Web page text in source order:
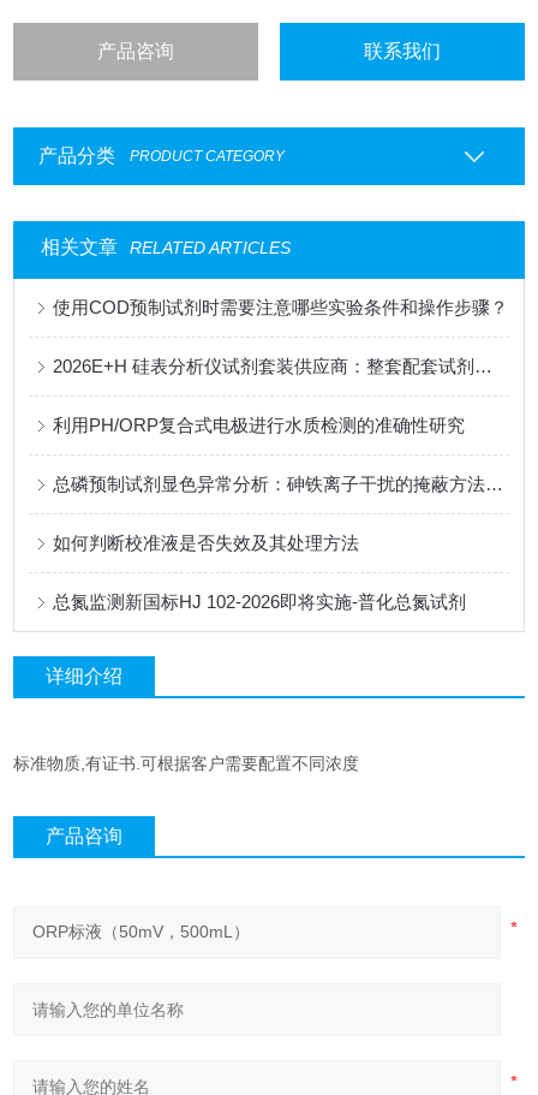
产品咨询 联系我们
产品分类 PRODUCT CATEGORY
相关文章 RELATED ARTICLES
使用COD预制试剂时需要注意哪些实验条件和操作步骤？
2026E+H 硅表分析仪试剂套装供应商：整套配套试剂，适配电厂在线监测场景
利用PH/ORP复合式电极进行水质检测的准确性研究
总磷预制试剂显色异常分析：砷铁离子干扰的掩蔽方法与质控样验证
如何判断校准液是否失效及其处理方法
总氮监测新国标HJ 102-2026即将实施-普化总氮试剂
详细介绍
标准物质,有证书.可根据客户需要配置不同浓度
产品咨询